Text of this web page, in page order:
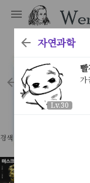
우리는
Lv.30
books
분야
검색 결과 62개
자연과학
Lv.30
빨
가